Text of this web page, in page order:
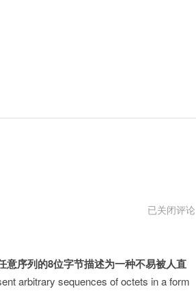
Base64
已关闭评论
意序列的8位字节描述为一种不易被人直
arbitrary sequences of octets in a form